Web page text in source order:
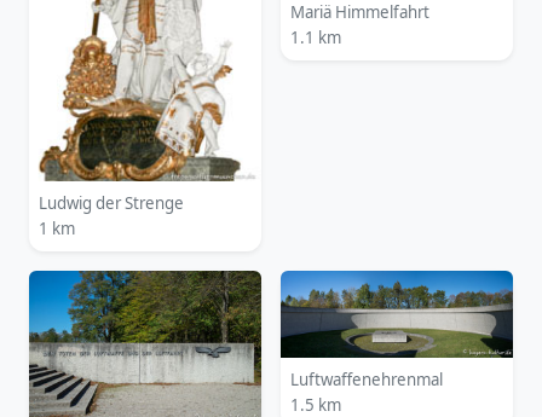
Ludwig der Strenge
1 km
Mariä Himmelfahrt
1.1 km
Luftwaffenehrenmal
1.5 km